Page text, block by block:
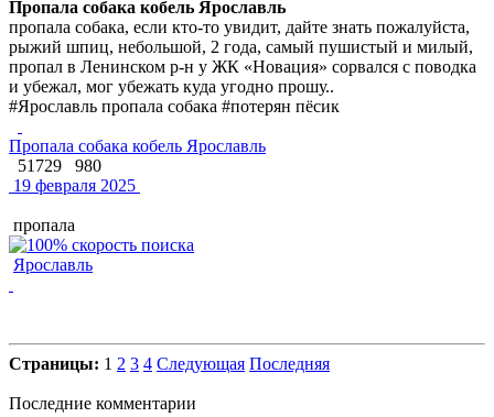
Пропала собака кобель Ярославль
пропала собака, если кто-то увидит, дайте знать пожалуйста,
рыжий шпиц, небольшой, 2 года, самый пушистый и милый,
пропал в Ленинском р-н у ЖК «Новация» сорвался с поводка
и убежал, мог убежать куда угодно прошу..
#Ярославль пропала собака #потерян пёсик
Пропала собака кобель Ярославль
51729
980
19 февраля 2025
пропала
Ярославль
Страницы: 1 2 3 4 Следующая Последняя
Последние комментарии